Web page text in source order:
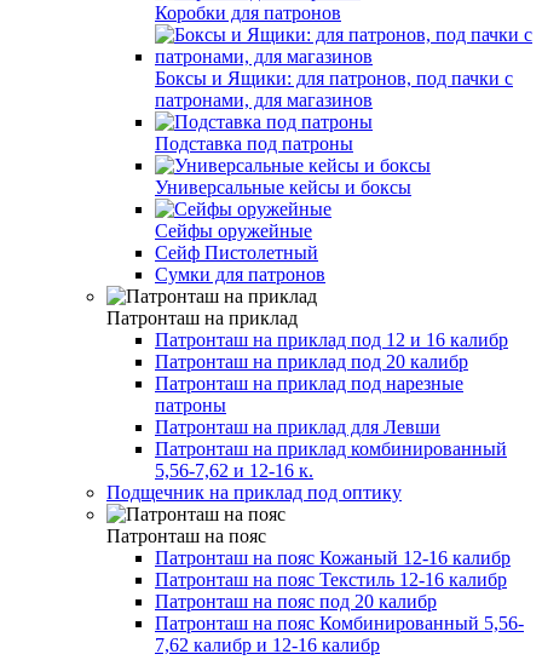
Коробки для патронов
Боксы и Ящики: для патронов, под пачки с
патронами, для магазинов
Подставка под патроны
Универсальные кейсы и боксы
Сейфы оружейные
Сейф Пистолетный
Сумки для патронов
Патронташ на приклад
Патронташ на приклад под 12 и 16 калибр
Патронташ на приклад под 20 калибр
Патронташ на приклад под нарезные
патроны
Патронташ на приклад для Левши
Патронташ на приклад комбинированный
5,56-7,62 и 12-16 к.
Подщечник на приклад под оптику
Патронташ на пояc
Патронташ на пояс Кожаный 12-16 калибр
Патронташ на пояс Текстиль 12-16 калибр
Патронташ на пояс под 20 калибр
Патронташ на пояс Комбинированный 5,56-
7,62 калибр и 12-16 калибр